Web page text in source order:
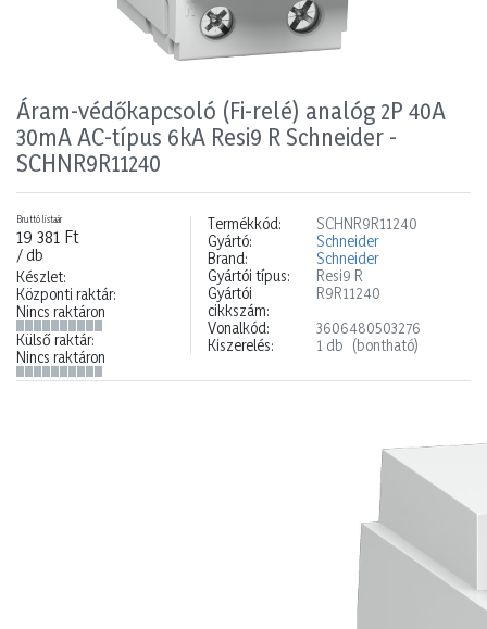
Áram-védőkapcsoló (Fi-relé) analóg 2P 40A
30mA AC-típus 6kA Resi9 R Schneider -
SCHNR9R11240
Bruttó listaár
19 381 Ft
/ db
Készlet:
Központi raktár:
Nincs raktáron
Külső raktár:
Nincs raktáron
Termékkód:
SCHNR9R11240
Gyártó:
Schneider
Brand:
Schneider
Gyártói típus:
Resi9 R
Gyártói
cikkszám:
R9R11240
Vonalkód:
3606480503276
Kiszerelés:
1 db (bontható)